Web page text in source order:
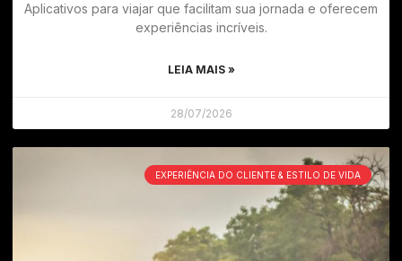
Aplicativos para viajar que facilitam sua jornada e oferecem
experiências incríveis.
LEIA MAIS »
28/07/2026
EXPERIÊNCIA DO CLIENTE & ESTILO DE VIDA